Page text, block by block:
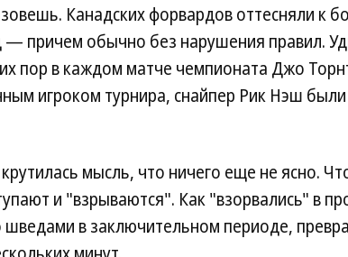
Канадских форвардов оттесняли к
— причем обычно без нарушения правил.
пор в каждом матче чемпионата Джо
игроком турнира, снайпер Рик Нэш были
мысль, что ничего еще не ясно.
и "взрываются". Как "взорвались" в
в заключительном периоде,